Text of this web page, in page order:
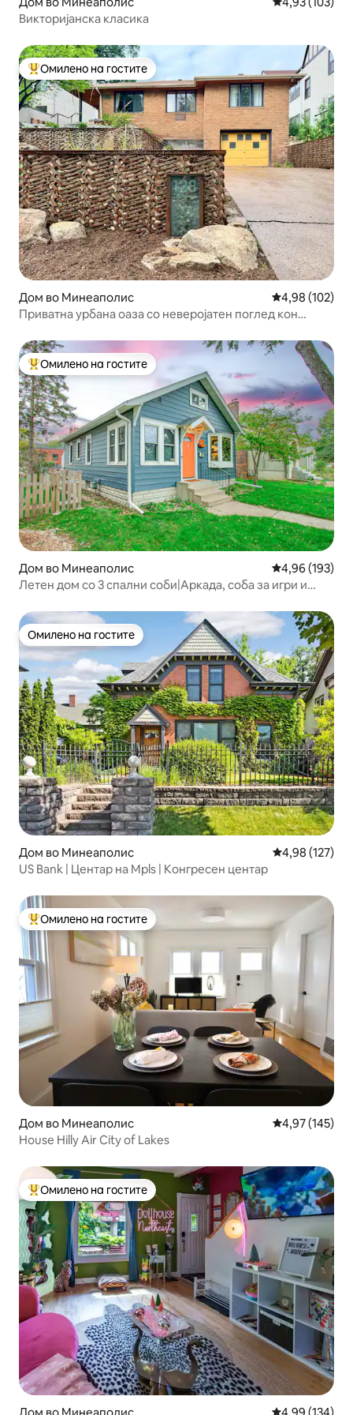
Викторијанска класика
Меѓу најуспешните „Омилени на гостите“
Омилено на гостите
Дом во Минеаполис Просечна
4,98 (102)
Приватна урбана оаза со неверојатен поглед кон
Меѓу најуспешните „Омилени на гостите“
Омилено на гостите
Дом во Минеаполис Просечна
4,96 (193)
Летен дом со 3 спални соби|Аркада, соба за игри и
Омилено на гостите
Омилено на гостите
Дом во Минеаполис Просечна
4,98 (127)
US Bank | Центар на Mpls | Конгресен центар
Меѓу најуспешните „Омилени на гостите“
Омилено на гостите
Дом во Минеаполис Просечна
4,97 (145)
House Hilly Air City of Lakes
Меѓу најуспешните „Омилени на гостите“
Омилено на гостите
Дом во Минеаполис Просечна
4,99 (134)